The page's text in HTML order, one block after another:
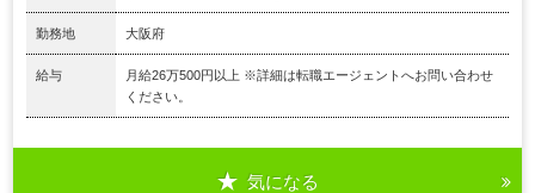
勤務地 大阪府
給与
月給26万500円以上 ※詳細は転職エージェントへお問い合わせ
ください。
気になる